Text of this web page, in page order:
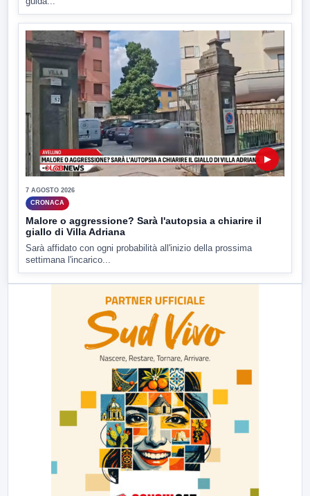
▶
7 AGOSTO 2026
CRONACA
Malore o aggressione? Sarà l'autopsia a chiarire il
giallo di Villa Adriana
Sarà affidato con ogni probabilità all'inizio della prossima
settimana l'incarico...